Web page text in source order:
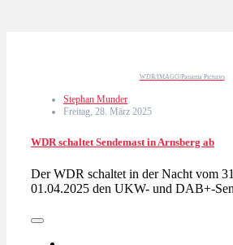
WDR/IMAGO/Panama Pictures
Stephan Munder
Freitag, 28. März 2025
WDR schaltet Sendemast in Arnsberg ab
Der WDR schaltet in der Nacht vom
01.04.2025 den UKW- und DAB+-